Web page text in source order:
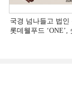
국경 넘나들고 법인
롯데웰푸드 ‘ONE’,